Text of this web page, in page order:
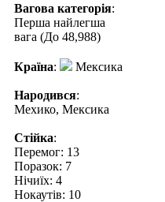
Вагова категорія:
Перша найлегша
вага (До 48,988)
Країна: Мексика
Народився:
Мехико, Мексика
Стійка:
Перемог: 13
Поразок: 7
Нічиїх: 4
Нокаутів: 10